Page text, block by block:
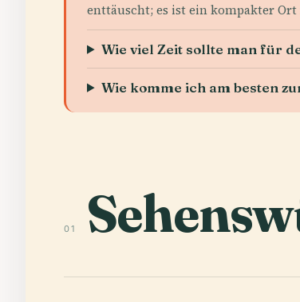
enttäuscht; es ist ein kompakter
Wie viel Zeit sollte man für
Wie komme ich am besten
01